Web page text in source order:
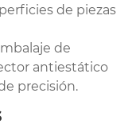
de piezas
de
antiestático
precisión.